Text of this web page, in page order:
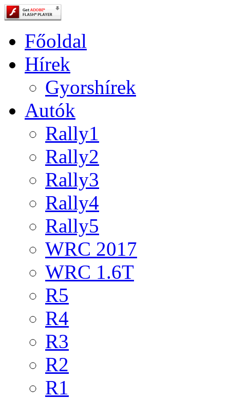
Főoldal
Hírek
Gyorshírek
Autók
Rally1
Rally2
Rally3
Rally4
Rally5
WRC 2017
WRC 1.6T
R5
R4
R3
R2
R1